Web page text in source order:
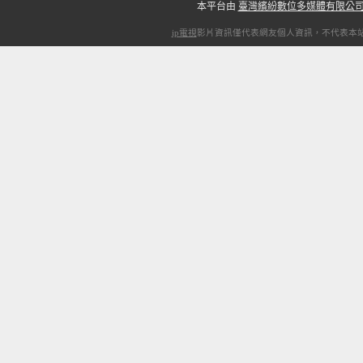
本平台由 臺灣繽紛數位多媒體有限公
ip電視影片資訊僅代表網友個人資訊，不代表本